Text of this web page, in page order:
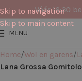
Skip to navigation
Skip to main content
Vóór 16:30
MENU
Home Wol en garens
Lana Grossa